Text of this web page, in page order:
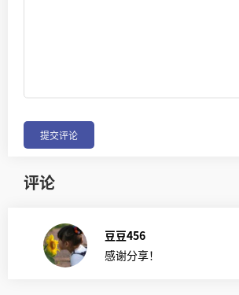
评论
豆豆456
感谢分享！